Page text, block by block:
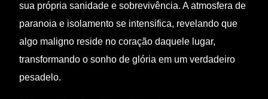
sua própria sanidade e sobrevivência. A atmosfera de
paranoia e isolamento se intensifica, revelando que
algo maligno reside no coração daquele lugar,
transformando o sonho de glória em um verdadeiro
pesadelo.